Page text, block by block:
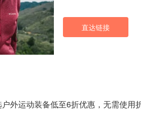
直达链接
外运动装备低至6折优惠，无需使用